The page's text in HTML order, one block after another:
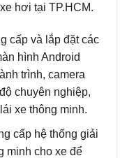
hơi tại TP.HCM.
cấp và lắp đặt các
hình Android
trình, camera
chuyên nghiệp,
xe thông minh.
cấp hệ thống giải
minh cho xe để